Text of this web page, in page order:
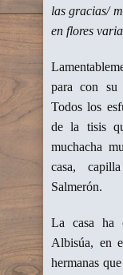
las gracias/
en flores
para con su
Todos los
de la tisis
muchacha
casa,
Salmerón.
La casa ha
Albisúa, en
hermanas